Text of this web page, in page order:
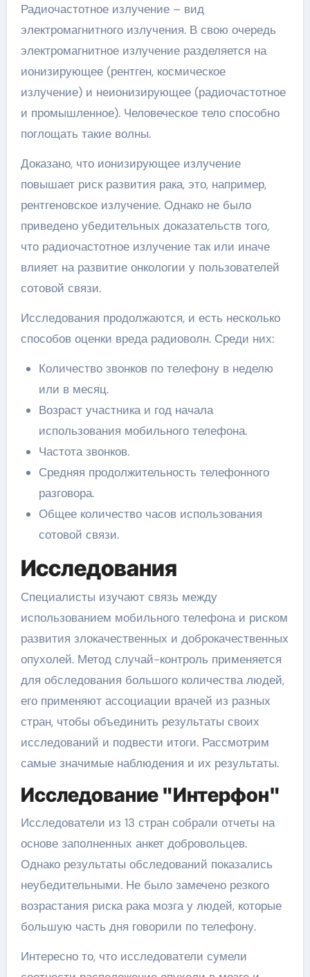
Радиочастотное излучение – вид
электромагнитного излучения. В свою очередь
электромагнитное излучение разделяется на
ионизирующее (рентген, космическое
излучение) и неионизирующее (радиочастотное
и промышленное). Человеческое тело способно
поглощать такие волны.
Доказано, что ионизирующее излучение
повышает риск развития рака, это, например,
рентгеновское излучение. Однако не было
приведено убедительных доказательств того,
что радиочастотное излучение так или иначе
влияет на развитие онкологии у пользователей
сотовой связи.
Исследования продолжаются, и есть несколько
способов оценки вреда радиоволн. Среди них:
Количество звонков по телефону в неделю
или в месяц.
Возраст участника и год начала
использования мобильного телефона.
Частота звонков.
Средняя продолжительность телефонного
разговора.
Общее количество часов использования
сотовой связи.
Исследования
Специалисты изучают связь между
использованием мобильного телефона и риском
развития злокачественных и доброкачественных
опухолей. Метод случай-контроль применяется
для обследования большого количества людей,
его применяют ассоциации врачей из разных
стран, чтобы объединить результаты своих
исследований и подвести итоги. Рассмотрим
самые значимые наблюдения и их результаты.
Исследование "Интерфон"
Исследователи из 13 стран собрали отчеты на
основе заполненных анкет добровольцев.
Однако результаты обследований показались
неубедительными. Не было замечено резкого
возрастания риска рака мозга у людей, которые
большую часть дня говорили по телефону.
Интересно то, что исследователи сумели